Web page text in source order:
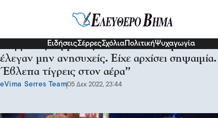
ΕιδήσειςΣέρρεςΣχόλια ΠολιτικήΨυχαγωγία
Βαγγέλης Γερμανός: “Πονούσα και μου
έλεγαν μην ανησυχείς. Είχε αρχίσει σηψαιμία.
Έβλεπα τίγρεις στον αέρα”
eVima Serres Team05 Δεκ 2022, 23:44